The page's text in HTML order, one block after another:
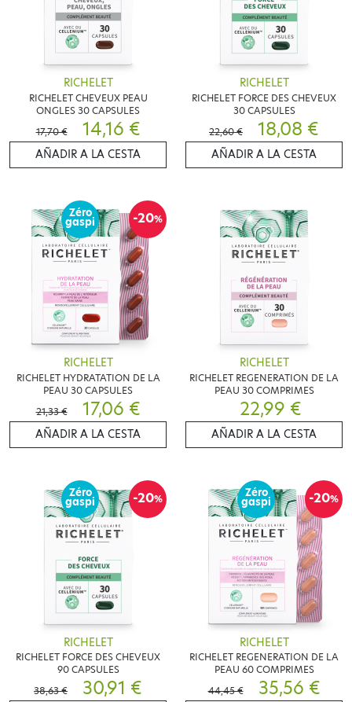
RICHELET
RICHELET CHEVEUX PEAU
ONGLES 30 CAPSULES
17,70 €
14,16 €
AÑADIR A LA CESTA
RICHELET
RICHELET FORCE DES CHEVEUX
30 CAPSULES
22,60 €
18,08 €
AÑADIR A LA CESTA
-20%
Zéro
gaspi
RICHELET
RICHELET HYDRATATION DE LA
PEAU 30 CAPSULES
21,33 €
17,06 €
AÑADIR A LA CESTA
RICHELET
RICHELET REGENERATION DE LA
PEAU 30 COMPRIMES
22,99 €
AÑADIR A LA CESTA
-20%
Zéro
gaspi
RICHELET
RICHELET FORCE DES CHEVEUX
90 CAPSULES
38,63 €
30,91 €
-20%
Zéro
gaspi
RICHELET
RICHELET REGENERATION DE LA
PEAU 60 COMPRIMES
44,45 €
35,56 €